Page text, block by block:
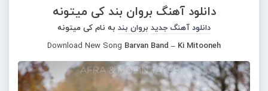
دانلود آهنگ بروان بند کی میتونه
دانلود آهنگ جدید بروان بند به نام کی میتونه
Download New Song Barvan Band – Ki Mitooneh